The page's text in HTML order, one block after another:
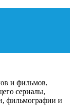
и фильмов,
сериалы,
фильмографии и